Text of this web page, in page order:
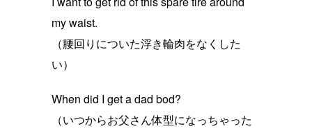
my waist.
（腰回りについた浮き輪肉をなくした
い）
When did I get a dad bod?
（いつからお父さん体型になっちゃった